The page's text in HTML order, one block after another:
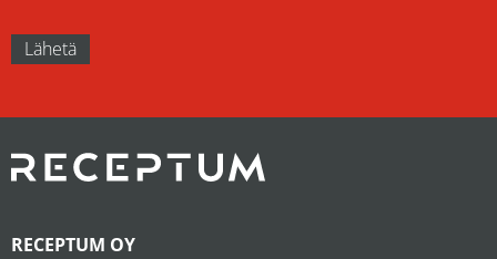
RECEPTUM OY